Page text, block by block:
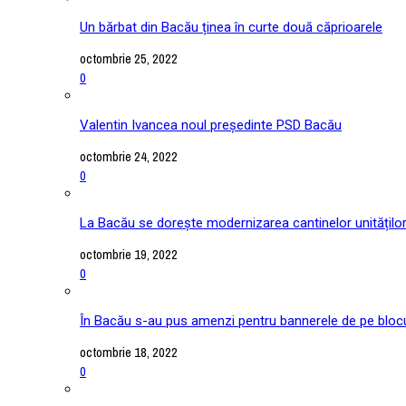
Un bărbat din Bacău ținea în curte două căprioarele
octombrie 25, 2022
0
Valentin Ivancea noul președinte PSD Bacău
octombrie 24, 2022
0
La Bacău se dorește modernizarea cantinelor
octombrie 19, 2022
0
În Bacău s-au pus amenzi pentru bannerele de pe
octombrie 18, 2022
0